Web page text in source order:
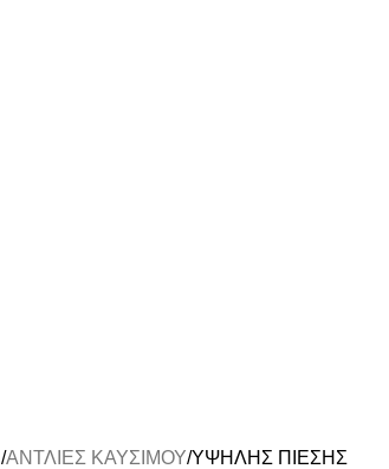
ΑΝΤΛΙΕΣ ΚΑΥΣΙΜΟΥ ΥΨΗΛΗΣ ΠΙΕΣΗΣ